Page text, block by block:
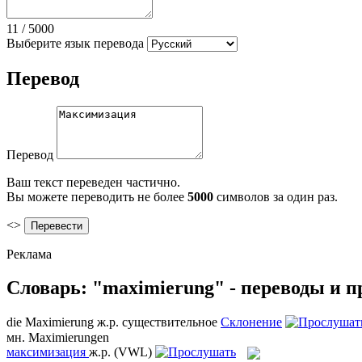
11 / 5000
Выберите язык перевода
Перевод
Перевод
Ваш текст переведен частично.
Вы можете переводить не более 5000 символов за один раз.
<>
Реклама
Словарь: "maximierung" - переводы и
die Maximierung ж.р. существительное Склонение
мн. Maximierungen
максимизация ж.р. (VWL)